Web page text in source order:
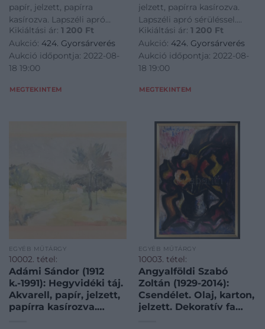
papír, jelzett, papírra
kasírozva. Lapszéli apró
sérüléssel. 19×27,5 cm<a
href="https://www.darabanth.com/hu/gyorsarveres/424/
es-grafikak/Festmenyek-es-
grafikak~500001/Adami
Kikiáltási ár: 1 200 Ft
Aukció: 424. Gyorsárverés
Aukció időpontja: 2022-08-
18 19:00
MEGTEKINTEM
jelzett, papírra kasírozva.
Lapszéli apró sérüléssel.
21×27,5 cm<a
href="https://
es-grafikak/Festmenyek-es-
grafikak~500001/Adami-Sa
Kikiáltási ár: 1 200 Ft
Aukció: 424. Gyorsárverés
Aukció időpontja: 2022-08-
18 19:00
MEGTEKINTEM
EGYÉB MŰTÁRGY
10002. tétel:
Adámi Sándor (1912
k.-1991): Hegyvidéki táj.
Akvarell, papír, jelzett,
papírra kasírozva.
EGYÉB MŰTÁRGY
10003. tétel:
Angyalföldi Szabó
Zoltán (1929-2014):
Csendélet. Olaj, karton,
jelzett. Dekoratív fa